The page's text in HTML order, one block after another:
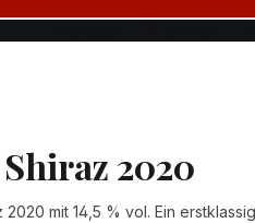
2020
mit 14,5 % vol. Ein